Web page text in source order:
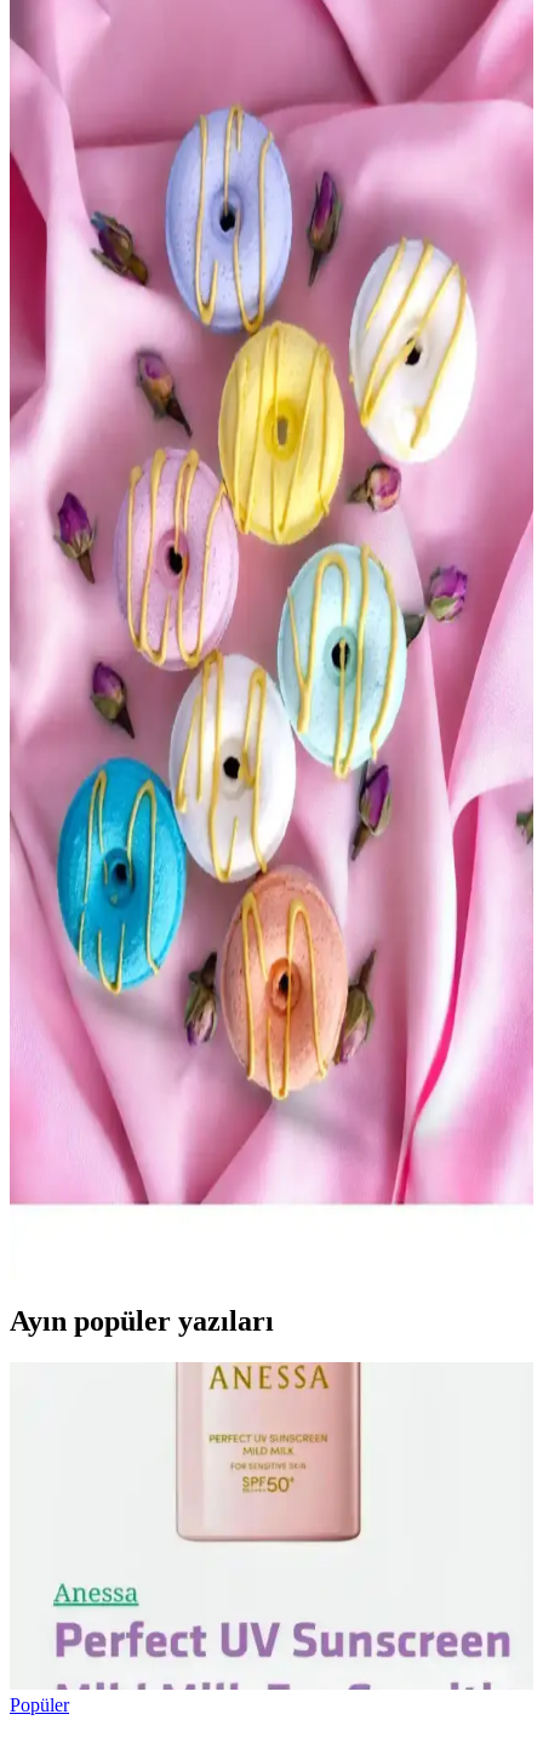
Louisiana ve güney gotik atmosferinden ilham alan parfümler,
kahve, yosun ve reçineli notalarla özgün deneyimler sunar. Florida
Water gibi klasikler ve yerel ürünler, kültürel bağlamda derin
kokular yaratır.
Duru Duş Jeli Tanışma Paketi: Çeşitli Kokular ve
Güvenli Günlük Bakım Ürünleri
Duru Duş Jeli Tanışma Paketi, 4 farklı koku ve 450 ml şişe ile
günlük bakımda ferah ve güvenli seçenekler sunar, ekonomik ve
hijyenik kullanım sağlar.
Star Stantlı 30 Adet Banyo Topu: Doğal Kokular ve
El Yapımı Kalitesiyle Ferahlatıcı Deneyim
Star Stantlı 30 adet banyo topu, doğal ve hoş kokularıyla ferahlatıcı,
el yapımı kaliteyle cildi nemlendirir ve rahatlatır, geniş kullanım
alanı ve çeşitli kokularla keyifli bir banyo deneyimi sunar.
Le Petit Marseillais Zencefil ve Akdeniz Selvisi Duş
Jeli ve Şampuan Ürünü Tanıtımı
Le Petit Marseillais'in doğal içerikli, çok yönlü kullanıma uygun,
ferahlatıcı zencefil ve selvi kokulu duş jeli ve şampuanı, çevre dostu
ve dermatolojik testlerden geçmiş güvenli formülüyle öne çıkar.
Avon Senses Frezya ve Nar Kokulu Krem Duş Jeli
250 ml - Nazik ve Ferahlatıcı Temizlik
Avon Senses Frezya ve Nar Kokulu Krem Duş Jeli, nazik formülü
ve canlandırıcı kokusuyla cildi yumuşak temizler. 250 ml ambalajda,
ferahlatıcı duş deneyimi sunar, hassas ciltlere uygundur.
Eyüp Sabri Tuncer Japon Kiraz Çiçeği Kolonyası 1
Litre Koruma Kilitli Kapaklı
Eyüp Sabri Tuncer Japon Kiraz Çiçeği Kolonyası, 1 litre sprey
formunda, koruma kilitli kapağıyla güvenli kullanım sunar. Kalıcı,
doğal ve ferah çiçeksi kokusuyla ellerinizi yumuşatır ve tazeler.
Hermès Un Jardin en Méditerranée: Yazlık ve Ferah
Figür Kokusu Deneyimi
Hermès Un Jardin en Méditerranée, figür ve çay yaprağı notalarıyla
yaz aylarına uygun ferah ve hafif dumanlı bir koku sunar. Orta
kalıcılığı ve doğal aromasıyla dikkat çeker.
Star Bathbomb Mini Donutlar 8'li Banyo Bombası:
Çocuklar İçin Eğlenceli ve Güvenli Bakım
Star Bathbomb Mini Donutlar 8'li Banyo Bombası, çocukların
banyo rutinini eğlenceli ve hijyenik hale getirir. Renkli tasarımı, hoş
Ayın popüler yazıları
Popüler